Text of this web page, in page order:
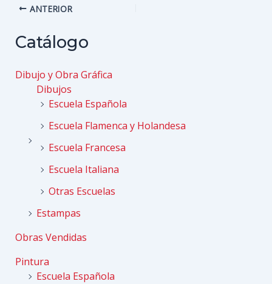
Navegación
entradas
ANTERIOR
Catálogo
Dibujo y Obra Gráfica
Dibujos
Escuela Española
Escuela Flamenca y Holandesa
Escuela Francesa
Escuela Italiana
Otras Escuelas
Estampas
Obras Vendidas
Pintura
Escuela Española